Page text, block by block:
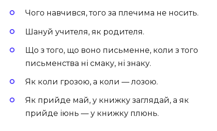
Чого навчився, того за плечима не носить.
Шануй учителя, як родителя.
Що з того, що воно письменне, коли з того
пись­менства ні смаку, ні знаку.
Як коли грозою, а коли — лозою.
Як прийде май, у книжку заглядай, а як
прийде іюнь — у книжку плюнь.